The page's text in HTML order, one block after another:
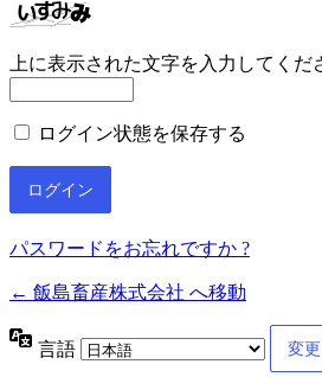
上に表示された文字を入力してくだ
ログイン状態を保存する
パスワードをお忘れですか ?
← 飯島畜産株式会社 へ移動
言語